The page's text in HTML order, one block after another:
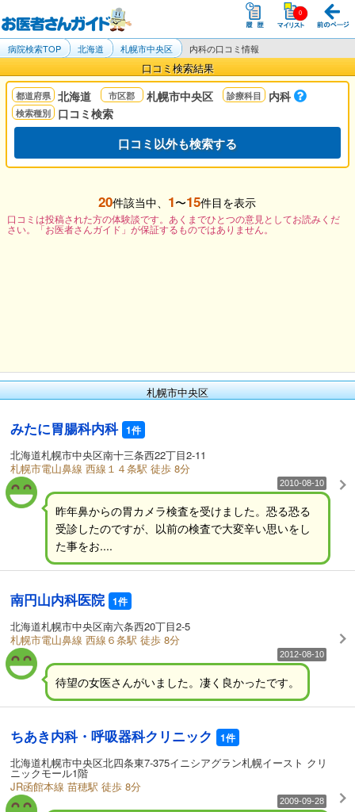
病院検索TOP 北海道 札幌市中央区 内科の口コミ情報
口コミ検索結果
北海道 札幌市中央区
内科
口コミ検索
口コミ以外も検索する
20件該当中、 1〜15件目を表示
口コミは投稿された方の体験談です。あくまでひとつの意見としてお読みくだ
さい。「お医者さんガイド」が保証するものではありません。
札幌市中央区
みたに胃腸科内科 1件
北海道札幌市中央区南十三条西22丁目2-11
札幌市電山鼻線 西線１４条駅 徒歩 8分
2010-08-10
昨年鼻からの胃カメラ検査を受けました。恐る恐る
受診したのですが、以前の検査で大変辛い思いをし
た事をお....
南円山内科医院 1件
北海道札幌市中央区南六条西20丁目2-5
札幌市電山鼻線 西線６条駅 徒歩 8分
2012-08-10
待望の女医さんがいました。凄く良かったです。
ちあき内科・呼吸器科クリニック 1件
北海道札幌市中央区北四条東7-375イニシアグラン札幌イースト クリ
ニックモール1階
JR函館本線 苗穂駅 徒歩 8分
2009-09-28